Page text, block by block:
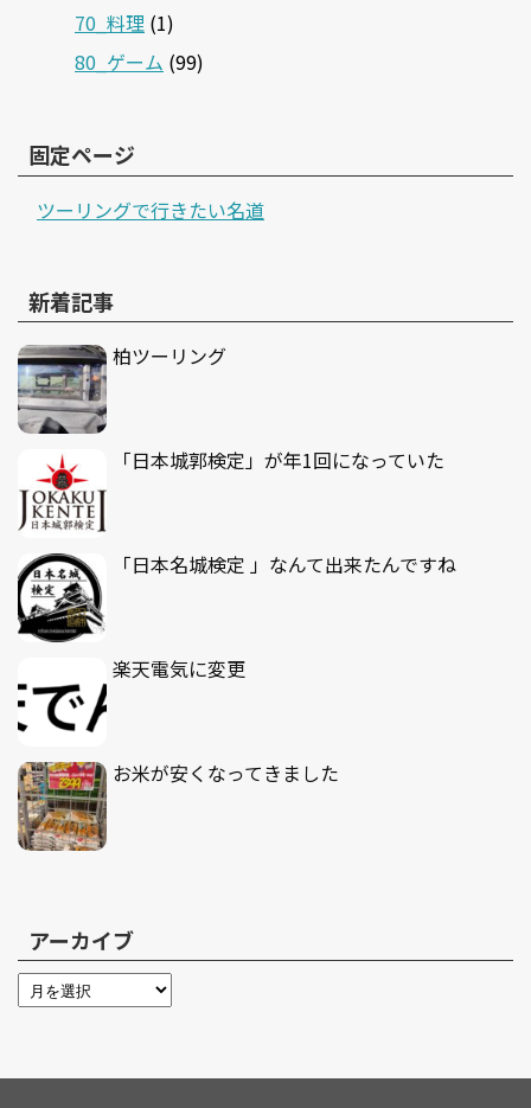
70_料理 (1)
80_ゲーム (99)
固定ページ
ツーリングで行きたい名道
新着記事
柏ツーリング
「日本城郭検定」が年1回になっていた
「日本名城検定 」なんて出来たんですね
楽天電気に変更
お米が安くなってきました
アーカイブ